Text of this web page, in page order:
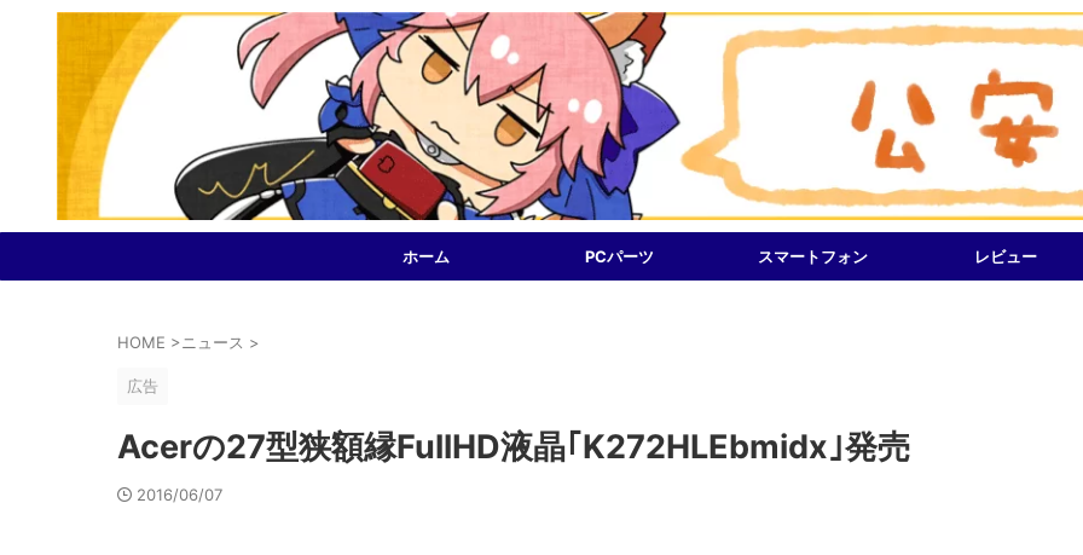
ホーム PCパーツ スマートフォン レビュー
HOME >ニュース >
広告
Acerの27型狭額縁FullHD液晶｢K272HLEbmidx｣発売
2016/06/07